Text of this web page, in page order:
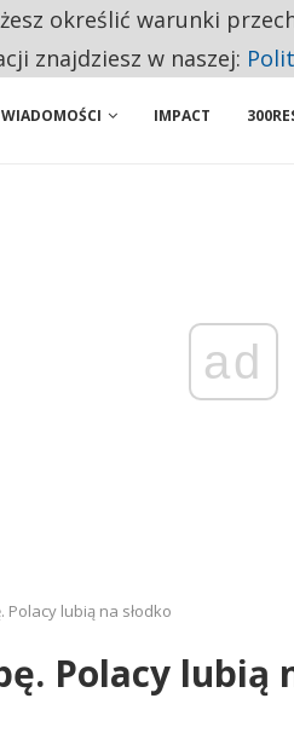
NA LIŚCIE SĄ DWA PODMIOTY Z
WIADOMOŚCI IMPACT
ad
lubią na słodko
Polacy lubią
określić warunki
znajdziesz w naszej: